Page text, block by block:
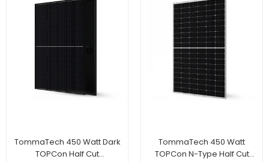
TommaTech 450 Watt Dark
TOPCon Half Cut
TommaTech 450 Watt
TOPCon N-Type Half Cut